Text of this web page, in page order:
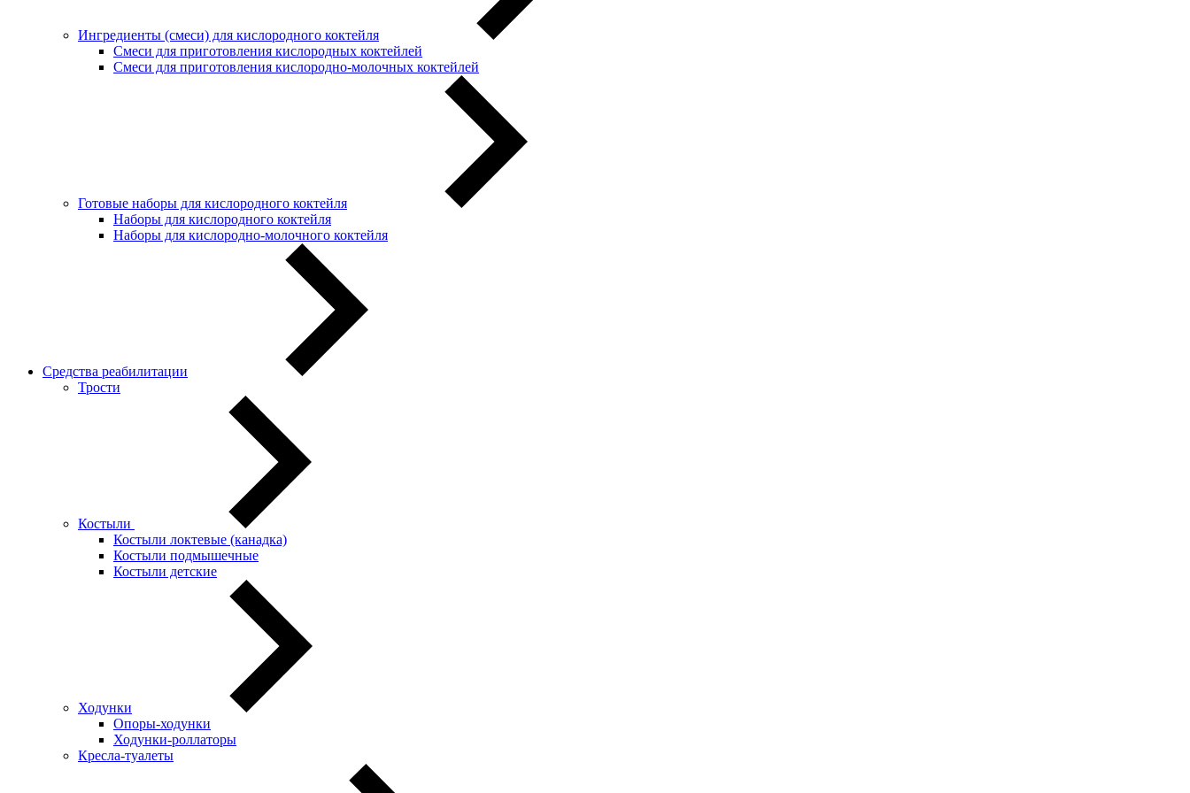
Ингредиенты (смеси) для кислородного коктейля
Смеси для приготовления кислородных коктейлей
Смеси для приготовления кислородно-молочных коктейлей
Готовые наборы для кислородного коктейля
Наборы для кислородного коктейля
Наборы для кислородно-молочного коктейля
Средства реабилитации
Трости
Костыли
Костыли локтевые (канадка)
Костыли подмышечные
Костыли детские
Ходунки
Опоры-ходунки
Ходунки-роллаторы
Кресла-туалеты